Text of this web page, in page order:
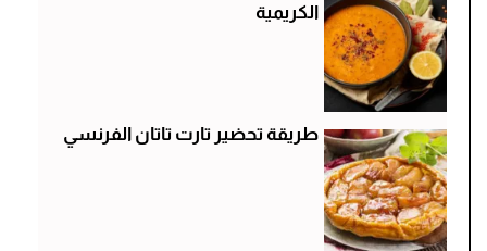
الكريمية
طريقة تحضير تارت تاتان الفرنسي